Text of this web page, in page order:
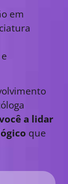
em
a lidar
que